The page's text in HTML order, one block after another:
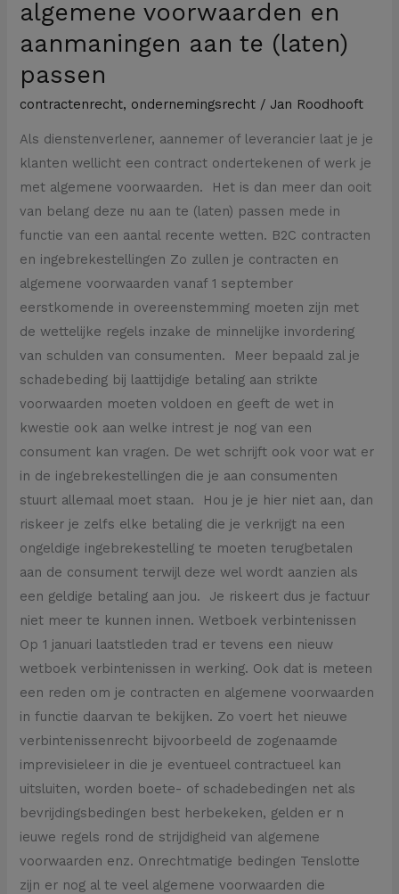
algemene voorwaarden en
aanmaningen aan te (laten)
passen
contractenrecht, ondernemingsrecht / Jan Roodhooft
Als dienstenverlener, aannemer of leverancier laat je je
klanten wellicht een contract ondertekenen of werk je
met algemene voorwaarden. Het is dan meer dan ooit
van belang deze nu aan te (laten) passen mede in
functie van een aantal recente wetten. B2C contracten
en ingebrekestellingen Zo zullen je contracten en
algemene voorwaarden vanaf 1 september
eerstkomende in overeenstemming moeten zijn met
de wettelijke regels inzake de minnelijke invordering
van schulden van consumenten. Meer bepaald zal je
schadebeding bij laattijdige betaling aan strikte
voorwaarden moeten voldoen en geeft de wet in
kwestie ook aan welke intrest je nog van een
consument kan vragen. De wet schrijft ook voor wat er
in de ingebrekestellingen die je aan consumenten
stuurt allemaal moet staan. Hou je je hier niet aan, dan
riskeer je zelfs elke betaling die je verkrijgt na een
ongeldige ingebrekestelling te moeten terugbetalen
aan de consument terwijl deze wel wordt aanzien als
een geldige betaling aan jou. Je riskeert dus je factuur
niet meer te kunnen innen. Wetboek verbintenissen
Op 1 januari laatstleden trad er tevens een nieuw
wetboek verbintenissen in werking. Ook dat is meteen
een reden om je contracten en algemene voorwaarden
in functie daarvan te bekijken. Zo voert het nieuwe
verbintenissenrecht bijvoorbeeld de zogenaamde
imprevisieleer in die je eventueel contractueel kan
uitsluiten, worden boete- of schadebedingen net als
bevrijdingsbedingen best herbekeken, gelden er n
ieuwe regels rond de strijdigheid van algemene
voorwaarden enz. Onrechtmatige bedingen Tenslotte
zijn er nog al te veel algemene voorwaarden die
passen